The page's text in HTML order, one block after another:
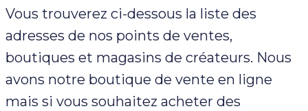
Vous trouverez ci-dessous la liste des
adresses de nos points de ventes,
boutiques et magasins de créateurs. Nous
avons notre boutique de vente en ligne
mais si vous souhaitez acheter des